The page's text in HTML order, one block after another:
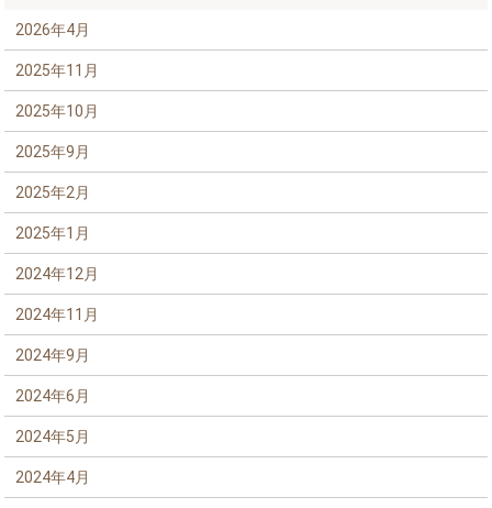
2026年4月
2025年11月
2025年10月
2025年9月
2025年2月
2025年1月
2024年12月
2024年11月
2024年9月
2024年6月
2024年5月
2024年4月